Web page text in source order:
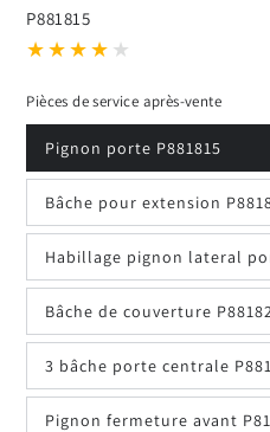
P881815
Pièces de service après-vente
Pignon porte P881815
Bâche pour extension
Habillage pignon lateral
Bâche de couverture
3 bâche porte centrale
Pignon fermeture avant